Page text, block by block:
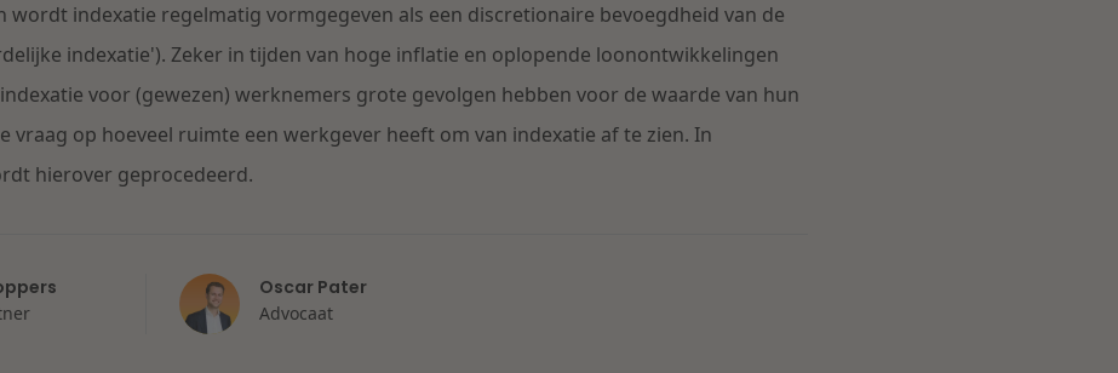
Zorg & Sociaal domein
Vastgoed Onderwijs
wordt indexatie regelmatig vormgegeven als een discretionaire bevoegdheid van de
indexatie'). Zeker in tijden van hoge inflatie en oplopende loonontwikkelingen
voor (gewezen) werknemers grote gevolgen hebben voor de waarde van hun
vraag op hoeveel ruimte een werkgever heeft om van indexatie af te zien. In
hierover geprocedeerd.
Oscar Pater
Advocaat